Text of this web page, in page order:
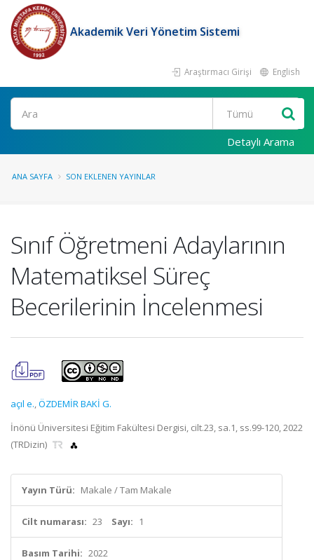
Akademik Veri Yönetim Sistemi
Araştırmacı Girişi English
Ara
Detaylı Arama
ANA SAYFA SON EKLENEN YAYINLAR
Sınıf Öğretmeni Adaylarının
Matematiksel Süreç
Becerilerinin İncelenmesi
açıl e.,ÖZDEMİR BAKİ G.
İnönü Üniversitesi Eğitim Fakültesi Dergisi, cilt.23, sa.1, ss.99-120, 2022
(TRDizin)
Yayın Türü: Makale / Tam Makale
Cilt numarası: 23 Sayı: 1
Basım Tarihi: 2022